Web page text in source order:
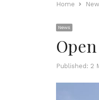
Home
News
Published: 2